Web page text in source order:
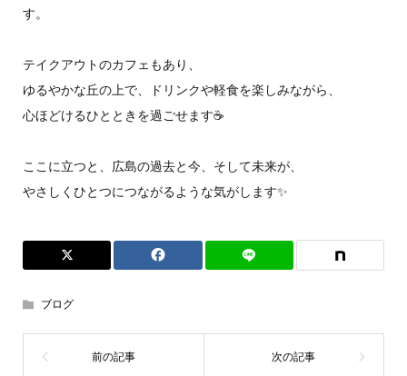
す。
テイクアウトのカフェもあり、
ゆるやかな丘の上で、ドリンクや軽食を楽しみながら、
心ほどけるひとときを過ごせます☕️
ここに立つと、広島の過去と今、そして未来が、
やさしくひとつにつながるような気がします✨
ブログ